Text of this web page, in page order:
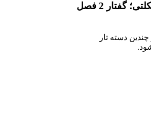
ساختار ماهیچه اسکلتی؛ گفتار 2 فصل
دسته تار